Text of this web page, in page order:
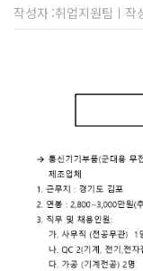
UNIVERSITY.
작성자 취업지원팀 작